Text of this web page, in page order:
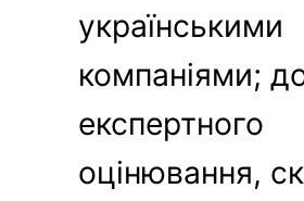
українськими
компаніями;
експертного
оцінювання,